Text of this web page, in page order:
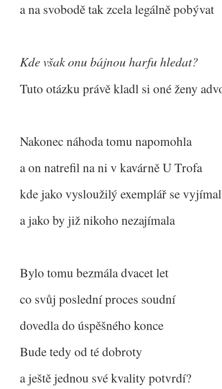
a na svobodě tak zcela legálně pobývat
Kde však onu bájnou harfu hledat?
Tuto otázku právě kladl si oné ženy
Nakonec náhoda tomu napomohla
a on natrefil na ni v kavárně U Trofa
kde jako vysloužilý exemplář se
a jako by již nikoho nezajímala
Bylo tomu bezmála dvacet let
co svůj poslední proces soudní
dovedla do úspěšného konce
Bude tedy od té dobroty
a ještě jednou své kvality potvrdí?